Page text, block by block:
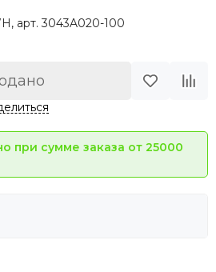
арт. 3043A020-100
при сумме заказа от 25000